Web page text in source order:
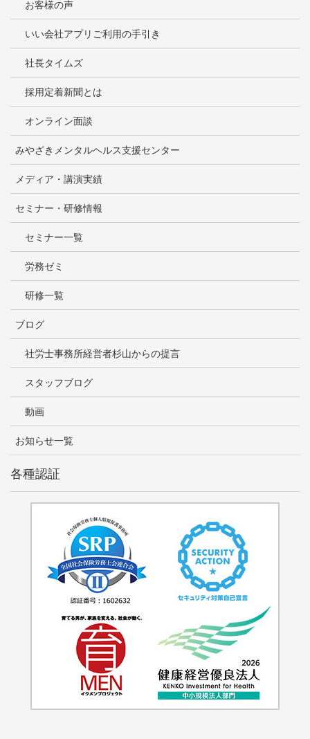
お客様の声
いい会社アプリご利用の手引き
社長タイムズ
採用定着新聞とは
オンライン面談
みやざきメンタルヘルス支援センター
メディア・講演実績
セミナー・研修情報
セミナー一覧
労務ゼミ
研修一覧
ブログ
社労士事務所経営者杉山からの提言
スタッフブログ
動画
お知らせ一覧
各種認証